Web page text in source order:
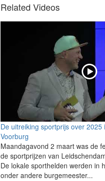
Related Videos
De uitreiking sportprijs over 2025
Voorburg
Maandagavond 2 maart was de
de sportprijzen van
De lokale sporthelden werden in
onder andere burgemeester...